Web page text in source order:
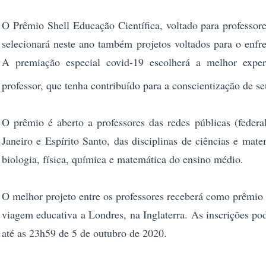
O Prêmio Shell Educação Científica, voltado para
selecionará neste ano também projetos voltados para o
A premiação especial covid-19 escolherá a melhor
professor, que tenha contribuído para a conscientização de
O prêmio é aberto a professores das redes públicas
Janeiro e Espírito Santo, das disciplinas de ciências e
biologia, física, química e matemática do ensino médio.
O melhor projeto entre os professores receberá como
viagem educativa a Londres, na Inglaterra. As inscrições
até as 23h59 de 5 de outubro de 2020.